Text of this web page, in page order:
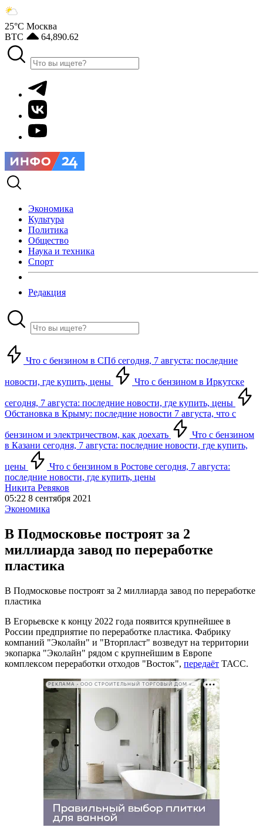
25°С Москва
BTC
64,890.62
Экономика
Культура
Политика
Общество
Наука и техника
Спорт
Редакция
Что с бензином в СПб сегодня, 7 августа: последние
новости, где купить, цены Что с бензином в Иркутске
сегодня, 7 августа: последние новости, где купить, цены
Обстановка в Крыму: последние новости 7 августа, что с
бензином и электричеством, как доехать
Что с бензином
в Казани сегодня, 7 августа: последние новости, где купить,
цены
Что с бензином в Ростове сегодня, 7 августа:
последние новости, где купить, цены
Никита Ревяков
05:22 8 сентября 2021
Экономика
В Подмосковье построят за 2
миллиарда завод по переработке
пластика
В Подмосковье построят за 2 миллиарда завод по переработке
пластика
В Егорьевске к концу 2022 года появится крупнейшее в
России предприятие по переработке пластика. Фабрику
компаний "Эколайн" и "Вторпласт" возведут на территории
экопарка "Эколайн" рядом с крупнейшим в Европе
комплексом переработки отходов "Восток", передаёт ТАСС.
РЕКЛАМА • ООО СТРОИТЕЛЬНЫЙ ТОРГОВЫЙ ДОМ «ПЕТРОВИЧ». ИНН: 7802348846